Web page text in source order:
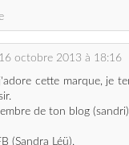
cette marque, je
de ton blog (sandri).
(Sandra Léü).